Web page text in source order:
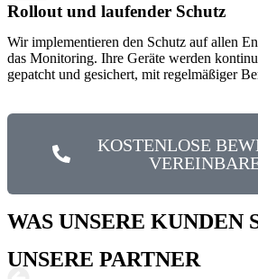
Rollout und laufender Schutz
Wir implementieren den Schutz auf allen
das Monitoring. Ihre Geräte werden
gepatcht und gesichert, mit regelmäßiger
KOSTENLOSE
WAS UNSERE KUNDEN
UNSERE PARTNER